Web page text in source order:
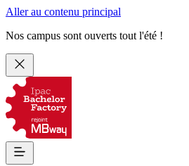
Aller au contenu principal
Nos campus sont ouverts tout l'été !